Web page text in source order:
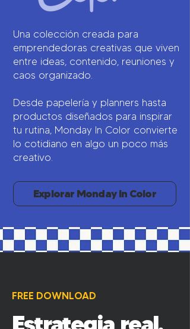
Una colección creada para
emprendedoras creativas que viven
entre ideas, contenido, reuniones y
caos organizado.
Desde papelería y planners hasta
productos diseñados para inspirar
tu rutina, Monday In Color convierte
lo cotidiano en algo un poco más
creativo.
Explorar Monday In Color
FREE DOWNLOAD